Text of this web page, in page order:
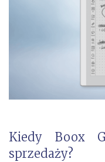
Kiedy Boox
sprzedaży?